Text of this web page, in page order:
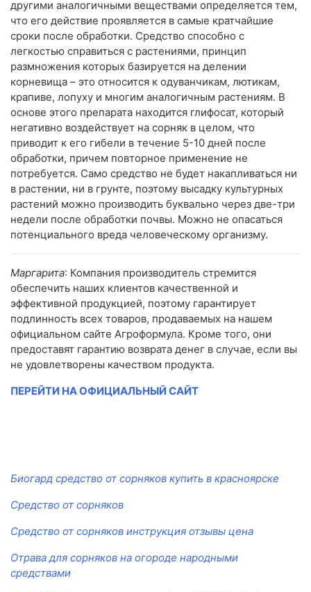
другими аналогичными веществами определяется тем,
что его действие проявляется в самые кратчайшие
сроки после обработки. Средство способно с
легкостью справиться с растениями, принцип
размножения которых базируется на делении
корневища – это относится к одуванчикам, лютикам,
крапиве, лопуху и многим аналогичным растениям. В
основе этого препарата находится глифосат, который
негативно воздействует на сорняк в целом, что
приводит к его гибели в течение 5-10 дней после
обработки, причем повторное применение не
потребуется. Само средство не будет накапливаться ни
в растении, ни в грунте, поэтому высадку культурных
растений можно производить буквально через две-три
недели после обработки почвы. Можно не опасаться
потенциального вреда человеческому организму.
Маргарита: Компания производитель стремится
обеспечить наших клиентов качественной и
эффективной продукцией, поэтому гарантирует
подлинность всех товаров, продаваемых на нашем
официальном сайте Агроформула. Кроме того, они
предоставят гарантию возврата денег в случае, если вы
не удовлетворены качеством продукта.
ПЕРЕЙТИ НА ОФИЦИАЛЬНЫЙ САЙТ
Биогард средство от сорняков купить в красноярске
Средство от сорняков
Средство от сорняков инструкция отзывы цена
Отрава для сорняков на огороде народными
средствами